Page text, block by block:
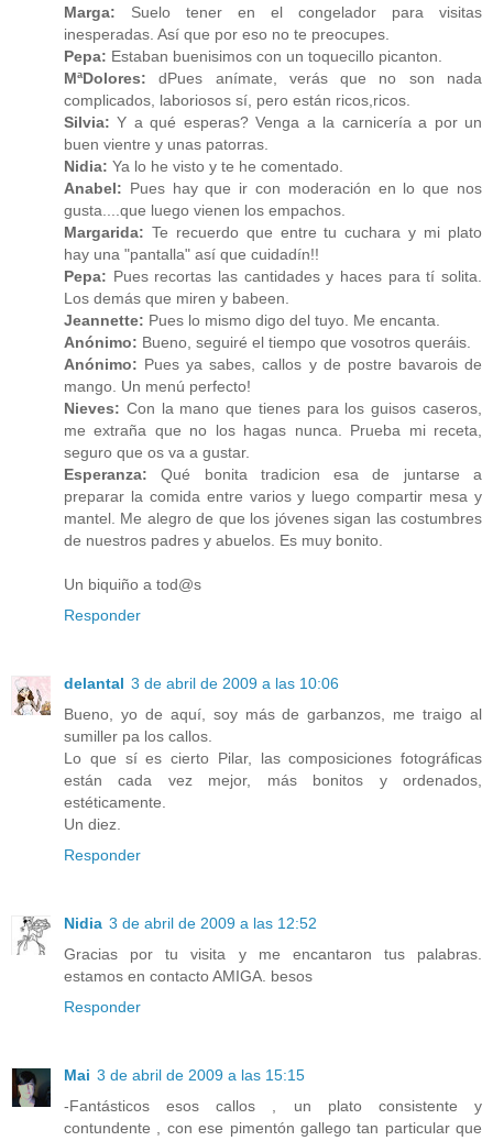
Marga: Suelo tener en el congelador para visitas
inesperadas. Así que por eso no te preocupes.
Pepa: Estaban buenisimos con un toquecillo picanton.
MªDolores: dPues anímate, verás que no son nada
complicados, laboriosos sí, pero están ricos,ricos.
Silvia: Y a qué esperas? Venga a la carnicería a por un
buen vientre y unas patorras.
Nidia: Ya lo he visto y te he comentado.
Anabel: Pues hay que ir con moderación en lo que nos
gusta....que luego vienen los empachos.
Margarida: Te recuerdo que entre tu cuchara y mi plato
hay una "pantalla" así que cuidadín!!
Pepa: Pues recortas las cantidades y haces para tí solita.
Los demás que miren y babeen.
Jeannette: Pues lo mismo digo del tuyo. Me encanta.
Anónimo: Bueno, seguiré el tiempo que vosotros queráis.
Anónimo: Pues ya sabes, callos y de postre bavarois de
mango. Un menú perfecto!
Nieves: Con la mano que tienes para los guisos caseros,
me extraña que no los hagas nunca. Prueba mi receta,
seguro que os va a gustar.
Esperanza: Qué bonita tradicion esa de juntarse a
preparar la comida entre varios y luego compartir mesa y
mantel. Me alegro de que los jóvenes sigan las costumbres
de nuestros padres y abuelos. Es muy bonito.
Un biquiño a tod@s
Responder
delantal 3 de abril de 2009 a las 10:06
Bueno, yo de aquí, soy más de garbanzos, me traigo al
sumiller pa los callos.
Lo que sí es cierto Pilar, las composiciones fotográficas
están cada vez mejor, más bonitos y ordenados,
estéticamente.
Un diez.
Responder
Nidia 3 de abril de 2009 a las 12:52
Gracias por tu visita y me encantaron tus palabras.
estamos en contacto AMIGA. besos
Responder
Mai 3 de abril de 2009 a las 15:15
-Fantásticos esos callos , un plato consistente y
contundente , con ese pimentón gallego tan particular que